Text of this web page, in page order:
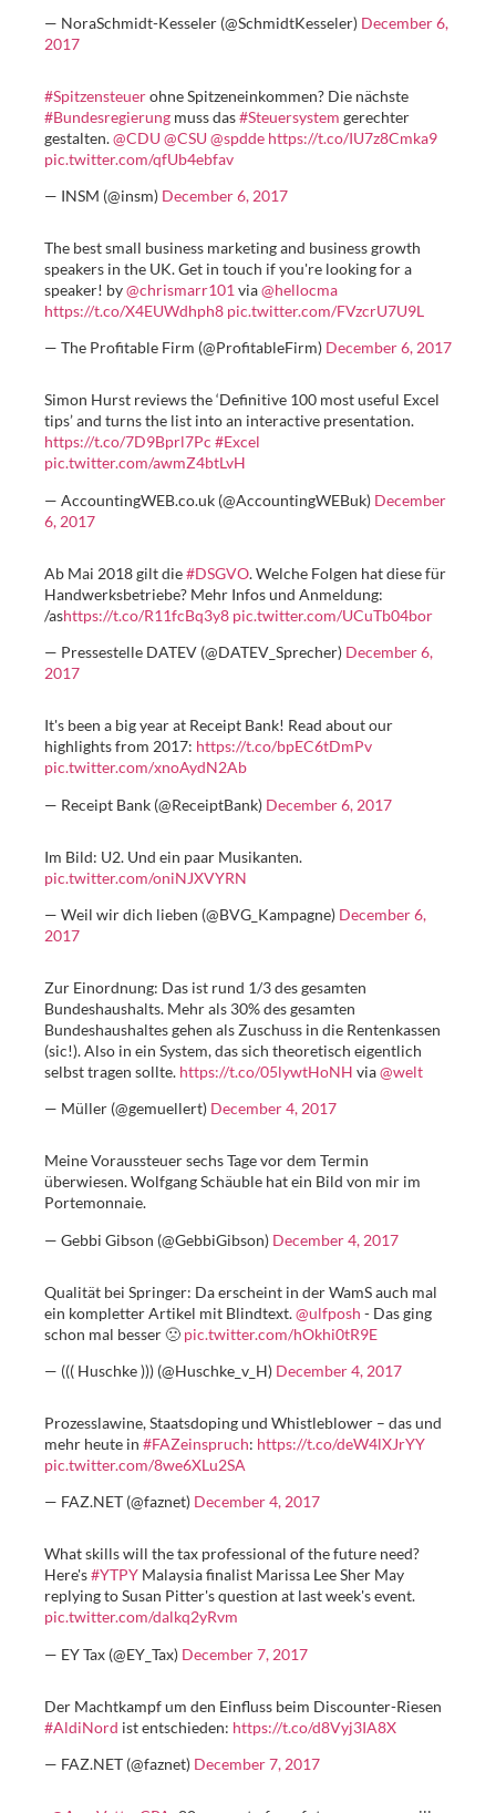
— NoraSchmidt-Kesseler (@SchmidtKesseler) December 6,
2017
#Spitzensteuerohne Spitzeneinkommen? Die nächste
#Bundesregierung muss das#Steuersystem gerechter
gestalten.@CDU @CSU @spdde https://t.co/IU7z8Cmka9
pic.twitter.com/qfUb4ebfav
— INSM (@insm) December 6, 2017
The best small business marketing and business growth
speakers in the UK. Get in touch if you're looking for a
speaker! by@chrismarr101 via@hellocma
https://t.co/X4EUWdhph8 pic.twitter.com/FVzcrU7U9L
— The Profitable Firm (@ProfitableFirm) December 6, 2017
Simon Hurst reviews the ‘Definitive 100 most useful Excel
tips’ and turns the list into an interactive presentation.
https://t.co/7D9Bprl7Pc #Excel
pic.twitter.com/awmZ4btLvH
— AccountingWEB.co.uk (@AccountingWEBuk) December
6, 2017
Ab Mai 2018 gilt die#DSGVO. Welche Folgen hat diese für
Handwerksbetriebe? Mehr Infos und Anmeldung:
/ashttps://t.co/R11fcBq3y8 pic.twitter.com/UCuTb04bor
— Pressestelle DATEV (@DATEV_Sprecher) December 6,
2017
It's been a big year at Receipt Bank! Read about our
highlights from 2017: https://t.co/bpEC6tDmPv
pic.twitter.com/xnoAydN2Ab
— Receipt Bank (@ReceiptBank) December 6, 2017
Im Bild: U2. Und ein paar Musikanten.
pic.twitter.com/oniNJXVYRN
— Weil wir dich lieben (@BVG_Kampagne) December 6,
2017
Zur Einordnung: Das ist rund 1/3 des gesamten
Bundeshaushalts. Mehr als 30% des gesamten
Bundeshaushaltes gehen als Zuschuss in die Rentenkassen
(sic!). Also in ein System, das sich theoretisch eigentlich
selbst tragen sollte. https://t.co/05lywtHoNH via@welt
— Müller (@gemuellert) December 4, 2017
Meine Voraussteuer sechs Tage vor dem Termin
überwiesen. Wolfgang Schäuble hat ein Bild von mir im
Portemonnaie.
— Gebbi Gibson (@GebbiGibson) December 4, 2017
Qualität bei Springer: Da erscheint in der WamS auch mal
ein kompletter Artikel mit Blindtext.@ulfposh - Das ging
schon mal besser 🙁 pic.twitter.com/hOkhi0tR9E
— ((( Huschke ))) (@Huschke_v_H) December 4, 2017
Prozesslawine, Staatsdoping und Whistleblower – das und
mehr heute in #FAZeinspruch: https://t.co/deW4lXJrYY
pic.twitter.com/8we6XLu2SA
— FAZ.NET (@faznet) December 4, 2017
What skills will the tax professional of the future need?
Here's#YTPY Malaysia finalist Marissa Lee Sher May
replying to Susan Pitter's question at last week's event.
pic.twitter.com/dalkq2yRvm
— EY Tax (@EY_Tax) December 7, 2017
Der Machtkampf um den Einfluss beim Discounter-Riesen
#AldiNord ist entschieden: https://t.co/d8Vyj3IA8X
— FAZ.NET (@faznet) December 7, 2017